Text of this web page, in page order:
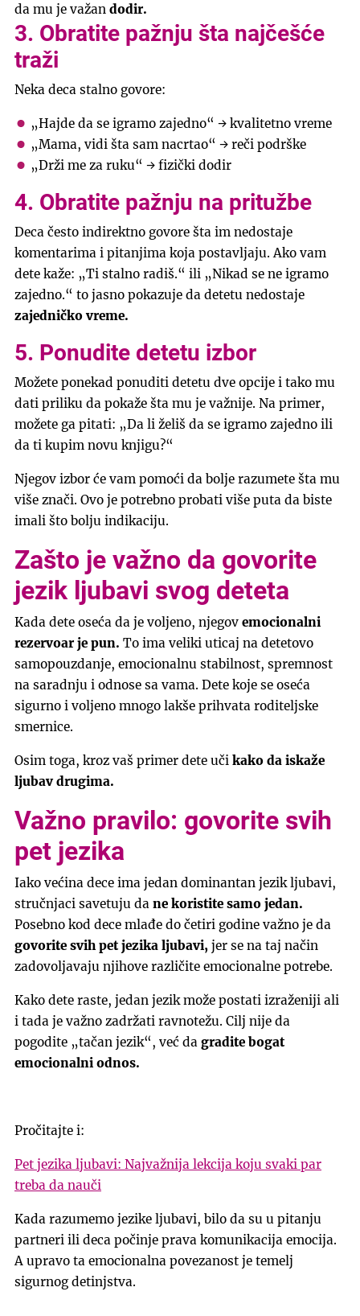
da mu je važan dodir.
3. Obratite pažnju šta najčešće
traži
Neka deca stalno govore:
„Hajde da se igramo zajedno“ → kvalitetno vreme
„Mama, vidi šta sam nacrtao“ → reči podrške
„Drži me za ruku“ → fizički dodir
4. Obratite pažnju na pritužbe
Deca često indirektno govore šta im nedostaje
komentarima i pitanjima koja postavljaju. Ako vam
dete kaže: „Ti stalno radiš.“ ili „Nikad se ne igramo
zajedno.“ to jasno pokazuje da detetu nedostaje
zajedničko vreme.
5. Ponudite detetu izbor
Možete ponekad ponuditi detetu dve opcije i tako mu
dati priliku da pokaže šta mu je važnije. Na primer,
možete ga pitati: „Da li želiš da se igramo zajedno ili
da ti kupim novu knjigu?“
Njegov izbor će vam pomoći da bolje razumete šta mu
više znači. Ovo je potrebno probati više puta da biste
imali što bolju indikaciju.
Zašto je važno da govorite
jezik ljubavi svog deteta
Kada dete oseća da je voljeno, njegov emocionalni
rezervoar je pun. To ima veliki uticaj na detetovo
samopouzdanje, emocionalnu stabilnost, spremnost
na saradnju i odnose sa vama. Dete koje se oseća
sigurno i voljeno mnogo lakše prihvata roditeljske
smernice.
Osim toga, kroz vaš primer dete uči kako da iskaže
ljubav drugima.
Važno pravilo: govorite svih
pet jezika
Iako većina dece ima jedan dominantan jezik ljubavi,
stručnjaci savetuju da ne koristite samo jedan.
Posebno kod dece mlađe do četiri godine važno je da
govorite svih pet jezika ljubavi, jer se na taj način
zadovoljavaju njihove različite emocionalne potrebe.
Kako dete raste, jedan jezik može postati izraženiji ali
i tada je važno zadržati ravnotežu. Cilj nije da
pogodite „tačan jezik“, već da gradite bogat
emocionalni odnos.
Pročitajte i:
Pet jezika ljubavi: Najvažnija lekcija koju svaki par
treba da nauči
Kada razumemo jezike ljubavi, bilo da su u pitanju
partneri ili deca počinje prava komunikacija emocija.
A upravo ta emocionalna povezanost je temelj
sigurnog detinjstva.